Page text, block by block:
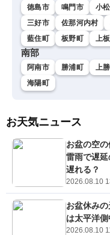
徳島市 鳴門市 小
三好市
佐那河内村
藍住町
板野町 上
南部
阿南市 勝浦町 上
海陽町
お天気ニュース
お盆の空
雷雨で遅
遅れる？
2026.08.10
お盆休み
は太平洋
2026.08.10